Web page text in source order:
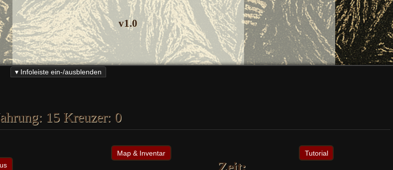
v1.0
▾ Infoleiste ein-/ausblenden
15 Kreuzer: 0
Map & Inventar
Zeit:
Tutorial